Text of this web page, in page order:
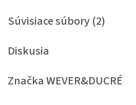
Súvisiace súbory (2)
Diskusia
ZnačkaWEVER&DUCRÉ